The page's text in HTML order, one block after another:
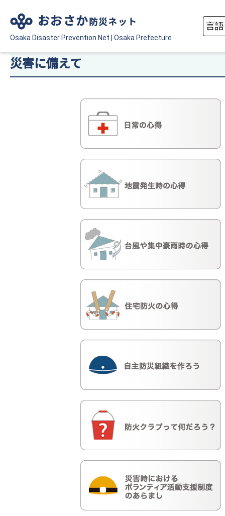
おおさか 防災ネット
Osaka Disaster Prevention Net Osaka Prefecture
災害に備えて